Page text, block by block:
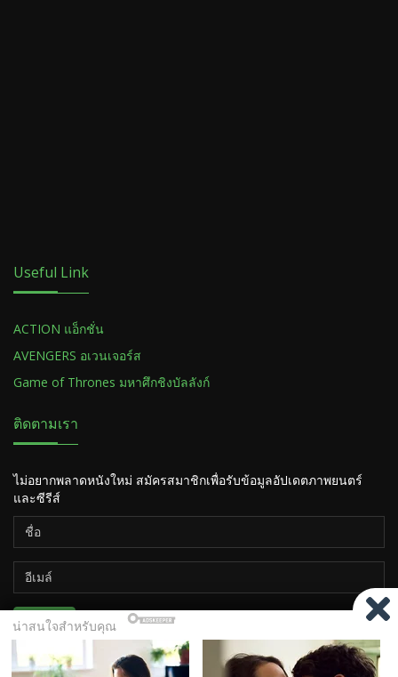
Useful Link
ACTION แอ็กชั่น
AVENGERS อเวนเจอร์ส
Game of Thrones มหาศึกชิงบัลลังก์
ติดตามเรา
ไม่อยากพลาดหนังใหม่ สมัครสมาชิกเพื่อรับข้อมูลอัปเดตภาพยนตร์
และซีรีส์
ติดตาม